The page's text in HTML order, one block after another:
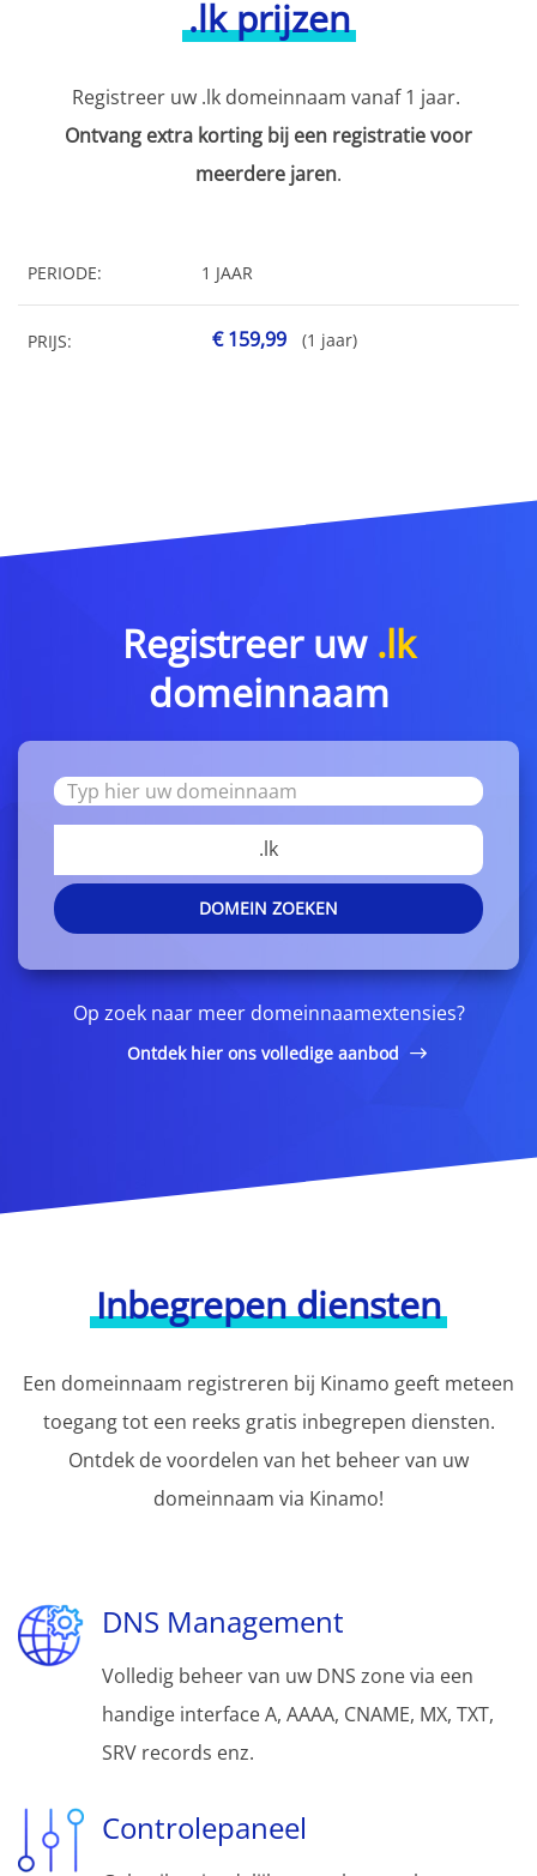
.lk prijzen
Registreer uw .lk domeinnaam vanaf 1 jaar.
Ontvang extra korting bij een registratie voor
meerdere jaren.
PERIODE: 1 JAAR
PRIJS: € 159,99 (1 jaar)
Registreer uw .lk
domeinnaam
.lk
DOMEIN ZOEKEN
Op zoek naar meer domeinnaamextensies?
Ontdek hier ons volledige aanbod
Inbegrepen diensten
Een domeinnaam registreren bij Kinamo geeft meteen
toegang tot een reeks gratis inbegrepen diensten.
Ontdek de voordelen van het beheer van uw
domeinnaam via Kinamo!
DNS Management
Volledig beheer van uw DNS zone via een
handige interface A, AAAA, CNAME, MX, TXT,
SRV records enz.
Controlepaneel